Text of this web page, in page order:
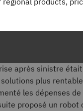
le terrain, nous
et a présenté
ce qui
après sinistre
plus
les dépenses de
proposé un robot